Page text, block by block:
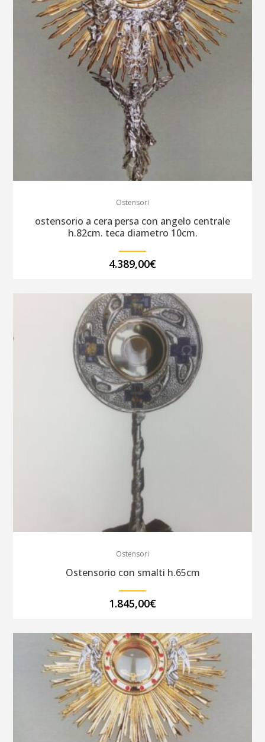
Ostensori
ostensorio a cera persa con angelo centrale
h.82cm. teca diametro 10cm.
4.389,00€
Ostensori
Ostensorio con smalti h.65cm
1.845,00€